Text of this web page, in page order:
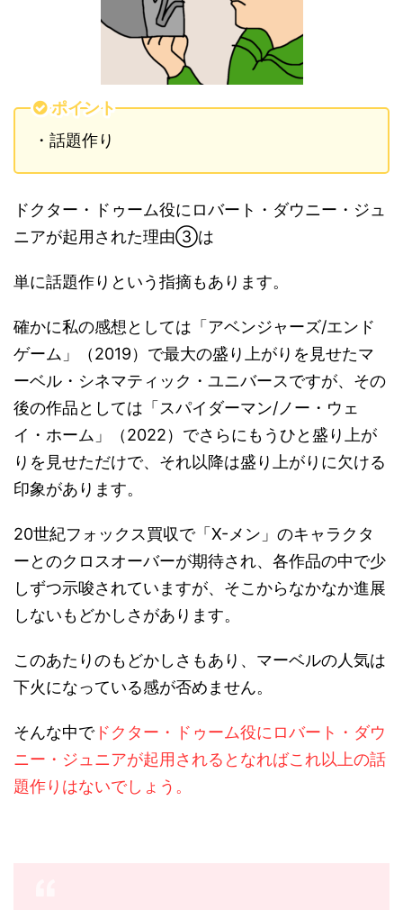
ポイント
・話題作り
ドクター・ドゥーム役にロバート・ダウニー・ジュ
ニアが起用された理由③は
単に話題作りという指摘もあります。
確かに私の感想としては「アベンジャーズ/エンド
ゲーム」（2019）で最大の盛り上がりを見せたマ
ーベル・シネマティック・ユニバースですが、その
後の作品としては「スパイダーマン/ノー・ウェ
イ・ホーム」（2022）でさらにもうひと盛り上が
りを見せただけで、それ以降は盛り上がりに欠ける
印象があります。
20世紀フォックス買収で「X-メン」のキャラクタ
ーとのクロスオーバーが期待され、各作品の中で少
しずつ示唆されていますが、そこからなかなか進展
しないもどかしさがあります。
このあたりのもどかしさもあり、マーベルの人気は
下火になっている感が否めません。
そんな中でドクター・ドゥーム役にロバート・ダウ
ニー・ジュニアが起用されるとなればこれ以上の話
題作りはないでしょう。